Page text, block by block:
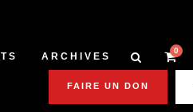
ARCHIVES
0
FAIRE UN DON